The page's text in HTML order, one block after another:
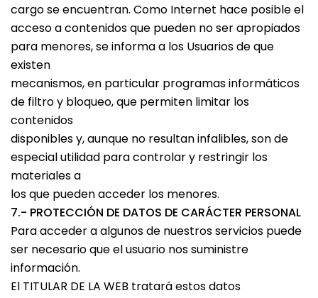
cargo se encuentran. Como Internet hace posible el
acceso a contenidos que pueden no ser apropiados
para menores, se informa a los Usuarios de que
existen
mecanismos, en particular programas informáticos
de filtro y bloqueo, que permiten limitar los
contenidos
disponibles y, aunque no resultan infalibles, son de
especial utilidad para controlar y restringir los
materiales a
los que pueden acceder los menores.
7.- PROTECCIÓN DE DATOS DE CARÁCTER PERSONAL
Para acceder a algunos de nuestros servicios puede
ser necesario que el usuario nos suministre
información.
El TITULAR DE LA WEB tratará estos datos